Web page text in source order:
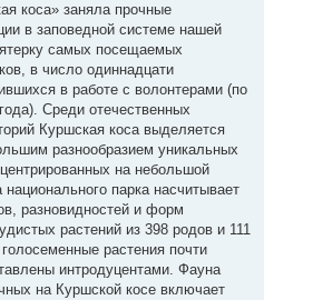
коса» заняла прочные
в заповедной системе нашей
самых посещаемых
в число одиннадцати
в работе с волонтерами (по
Среди отечественных
Куршская коса выделяется
разнообразием уникальных
на небольшой
парка насчитывает
разновидностей и форм
растений из 398 родов и 111
растения почти
интродуцентами. Фауна
на Куршской косе включает